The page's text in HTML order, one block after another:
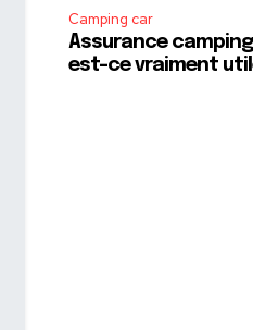
Camping car
Assurance
est-ce vraiment